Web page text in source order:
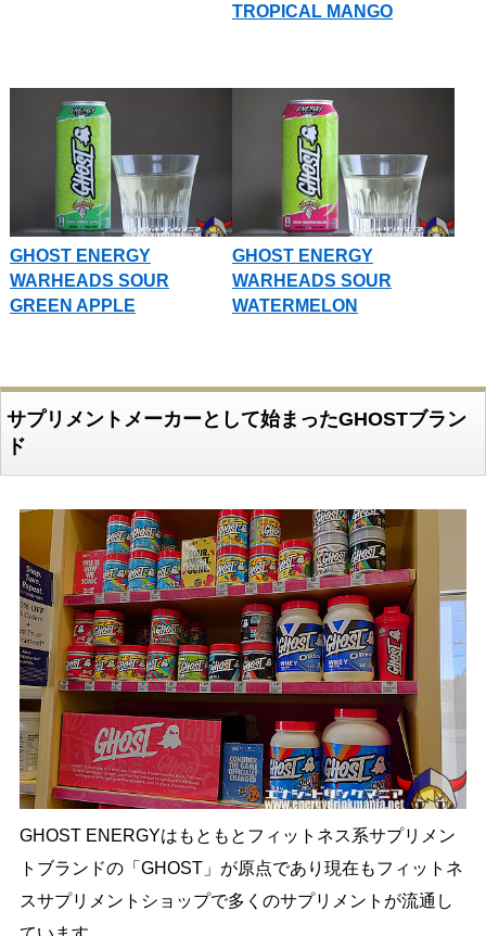
TROPICAL MANGO
GHOST ENERGY
WARHEADS SOUR
GREEN APPLE
GHOST ENERGY
WARHEADS SOUR
WATERMELON
サプリメントメーカーとして始まったGHOSTブラン
ド
GHOST ENERGYはもともとフィットネス系サプリメン
トブランドの「GHOST」が原点であり現在もフィットネ
スサプリメントショップで多くのサプリメントが流通し